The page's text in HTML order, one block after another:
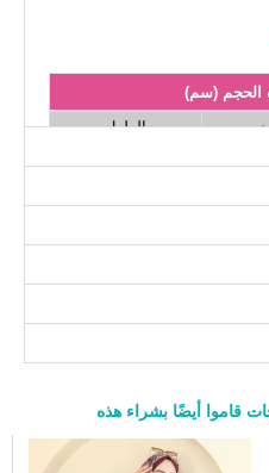
الحجم (سم)
الطول
88
88
الحجم (سم)
قاموا أيضًا بشراء هذه
a>